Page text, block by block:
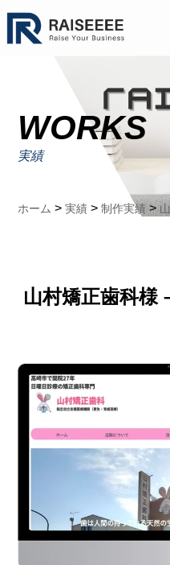
WORKS
実績
ホーム >実績 >制作実績>
山村矯正歯科様